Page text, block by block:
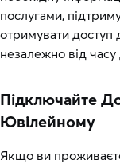
послугами,
отримувати доступ
незалежно від
Підключайте
Ювілейному
Якщо ви